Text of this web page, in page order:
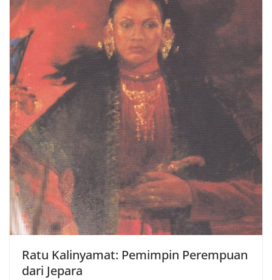
Ratu Kalinyamat: Pemimpin Perempuan
dari Jepara